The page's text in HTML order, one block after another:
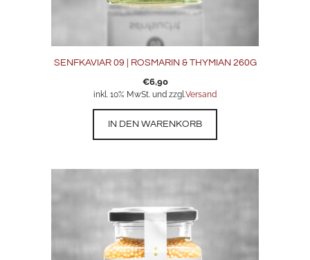
SENFKAVIAR 09 | ROSMARIN & THYMIAN 260G
€6,90
inkl. 10% MwSt. und zzgl.Versand
IN DEN WARENKORB